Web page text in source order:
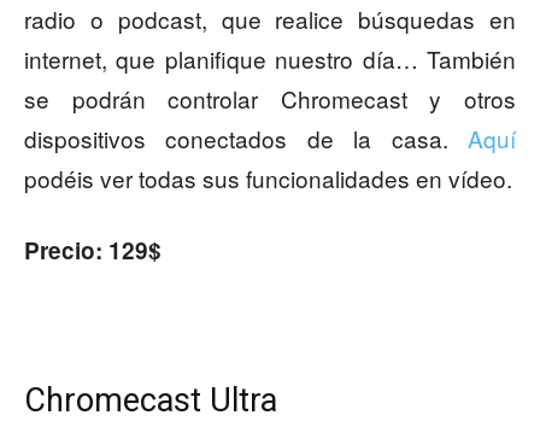
radio o podcast, que realice búsquedas en
internet, que planifique nuestro día… También
se podrán controlar Chromecast y otros
dispositivos conectados de la casa. Aquí
podéis ver todas sus funcionalidades en vídeo.
Precio: 129$
Chromecast Ultra